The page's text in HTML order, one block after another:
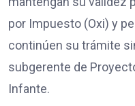
por Impuesto (Oxi) y
continúen su trámite
subgerente de
Infante.